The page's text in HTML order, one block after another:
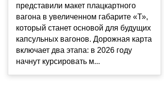
представили макет плацкартного
вагона в увеличенном габарите «Т»,
который станет основой для будущих
капсульных вагонов. Дорожная карта
включает два этапа: в 2026 году
начнут курсировать м...